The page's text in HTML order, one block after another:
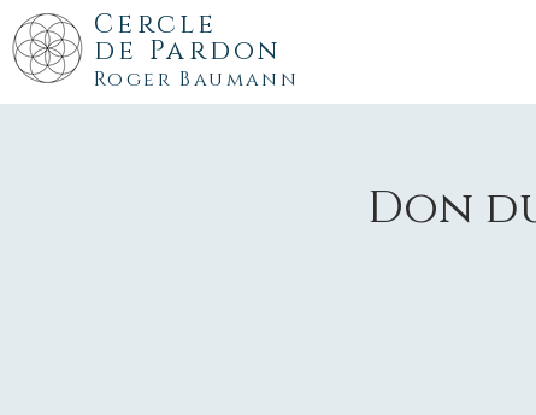
Cercle
de Pardon
Roger Baumann
Don